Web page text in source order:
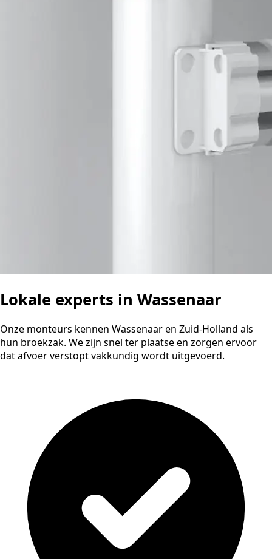
Lokale experts in Wassenaar
Onze monteurs kennen Wassenaar en Zuid-Holland als
hun broekzak. We zijn snel ter plaatse en zorgen ervoor
dat afvoer verstopt vakkundig wordt uitgevoerd.